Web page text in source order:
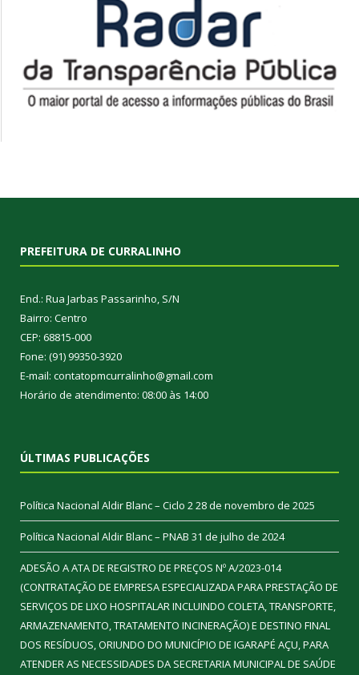
PREFEITURA DE CURRALINHO
End.: Rua Jarbas Passarinho, S/N
Bairro: Centro
CEP: 68815-000
Fone: (91) 99350-3920
E-mail: contatopmcurralinho@gmail.com
Horário de atendimento: 08:00 às 14:00
ÚLTIMAS PUBLICAÇÕES
Política Nacional Aldir Blanc – Ciclo 228 de novembro de 2025
Política Nacional Aldir Blanc – PNAB 31 de julho de 2024
ADESÃO A ATA DE REGISTRO DE PREÇOS Nº A/2023-014
(CONTRATAÇÃO DE EMPRESA ESPECIALIZADA PARA PRESTAÇÃO DE
SERVIÇOS DE LIXO HOSPITALAR INCLUINDO COLETA, TRANSPORTE,
ARMAZENAMENTO, TRATAMENTO INCINERAÇÃO) E DESTINO FINAL
DOS RESÍDUOS, ORIUNDO DO MUNICÍPIO DE IGARAPÉ AÇU, PARA
ATENDER AS NECESSIDADES DA SECRETARIA MUNICIPAL DE SAÚDE